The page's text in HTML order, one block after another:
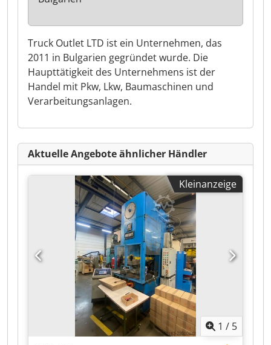
Truck Outlet LTD ist ein Unternehmen, das
2011 in Bulgarien gegründet wurde. Die
Haupttätigkeit des Unternehmens ist der
Handel mit Pkw, Lkw, Baumaschinen und
Verarbeitungsanlagen.
Aktuelle Angebote ähnlicher Händler
Kleinanzeige
1 / 5